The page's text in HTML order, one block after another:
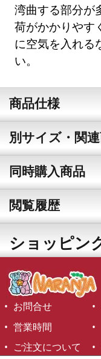
湾曲する部分が
荷がかかりやす
に空気を入れる
い。
商品仕様
別サイズ・関
同時購入商品
閲覧履歴
ショッピン
お問合せ
営業時間
ご注文について